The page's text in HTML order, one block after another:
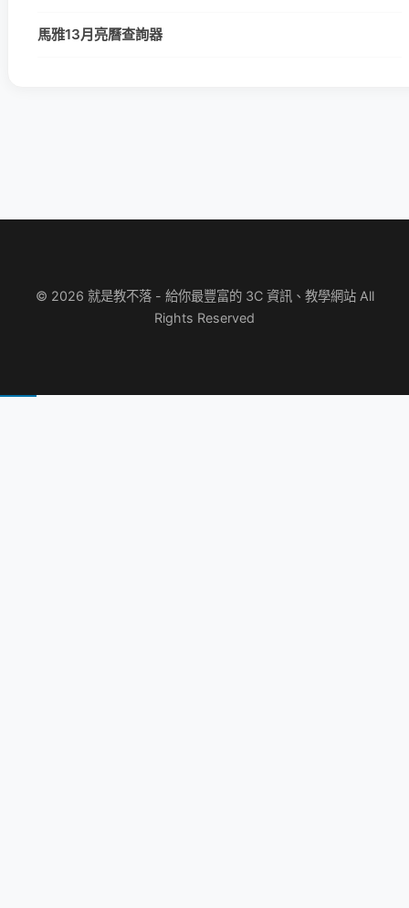
馬雅13月亮曆查詢器
© 2026 就是教不落 - 給你最豐富的 3C 資訊、教學網站 All
Rights Reserved